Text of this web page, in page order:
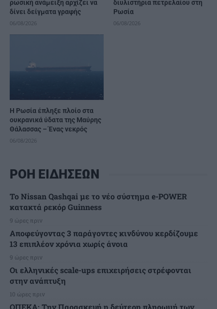
ρωσική ανάμειξη αρχίζει να
δίνει δείγματα γραφής
06/08/2026
διυλιστήρια πετρελαίου στη
Ρωσία
06/08/2026
Η Ρωσία έπληξε πλοίο στα
ουκρανικά ύδατα της Μαύρης
Θάλασσας – Ένας νεκρός
06/08/2026
ΡΟΗ ΕΙΔΗΣΕΩΝ
Το Nissan Qashqai με το νέο σύστημα e-POWER
κατακτά ρεκόρ Guinness
9 ώρες πριν
Αποφεύγοντας 3 παράγοντες κινδύνου κερδίζουμε
13 επιπλέον χρόνια χωρίς άνοια
9 ώρες πριν
Οι ελληνικές scale-ups επιχειρήσεις στρέφονται
στην ανάπτυξη
10 ώρες πριν